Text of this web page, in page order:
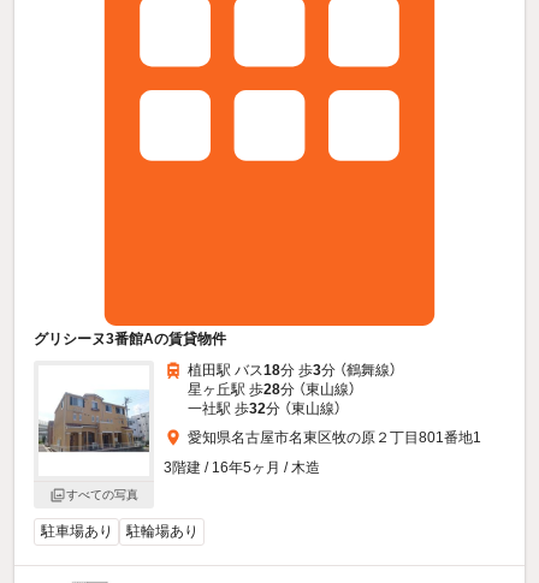
グリシーヌ3番館Aの賃貸物件
すべての写真
植田駅 バス18分 歩3分 （鶴舞線）
星ヶ丘駅 歩28分 （東山線）
一社駅 歩32分 （東山線）
愛知県名古屋市名東区牧の原２丁目801番地1
3階建 / 16年5ヶ月 / 木造
駐車場あり 駐輪場あり